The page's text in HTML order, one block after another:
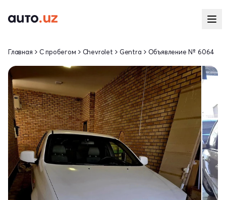
Главная С пробегом Chevrolet Gentra Объявление № 6064